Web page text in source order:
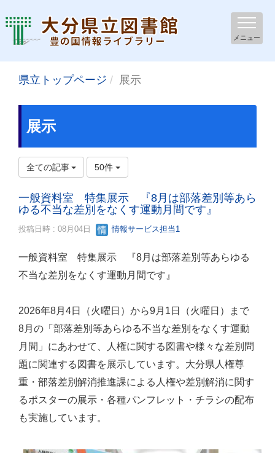
メニュー
県立トップページ 展示
展示
全ての記事 50件
一般資料室 特集展示 『8月は部落差別等あら
ゆる不当な差別をなくす運動月間です』
投稿日時 : 08月04日 情報サービス担当1
一般資料室 特集展示 『8月は部落差別等あらゆる
不当な差別をなくす運動月間です』
2026年8月4日（火曜日）から9月1日（火曜日）まで
8月の「部落差別等あらゆる不当な差別をなくす運動
月間」にあわせて、人権に関する図書や様々な差別問
題に関連する図書を展示しています。大分県人権尊
重・部落差別解消推進課による人権や差別解消に関す
るポスターの展示・各種パンフレット・チラシの配布
も実施しています。